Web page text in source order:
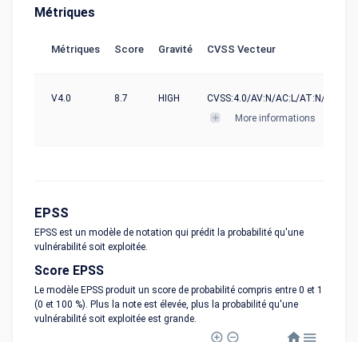
Métriques
Métriques Score Gravité CVSS Vecteur
V4.0 8.7 HIGH
CVSS:4.0/AV:N/AC:L/AT:N/PR:N/
More informations
EPSS
EPSS est un modèle de notation qui prédit la probabilité qu'une
vulnérabilité soit exploitée.
Score EPSS
Le modèle EPSS produit un score de probabilité compris entre 0 et 1
(0 et 100 %). Plus la note est élevée, plus la probabilité qu'une
vulnérabilité soit exploitée est grande.